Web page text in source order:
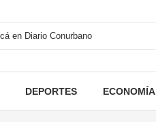
DEPORTES ECONOMÍA